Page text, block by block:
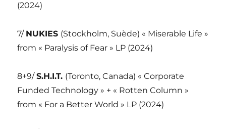
(2024)
7/ NUKIES (Stockholm, Suède) « Miserable Life »
from « Paralysis of Fear » LP (2024)
8+9/S.H.I.T. (Toronto, Canada) « Corporate
Funded Technology » + « Rotten Column »
from « For a Better World » LP (2024)